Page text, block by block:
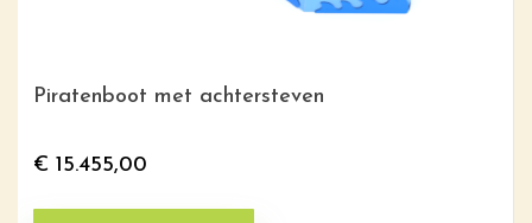
Piratenboot met achtersteven
€ 15.455,00